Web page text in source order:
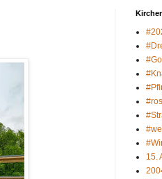
15.